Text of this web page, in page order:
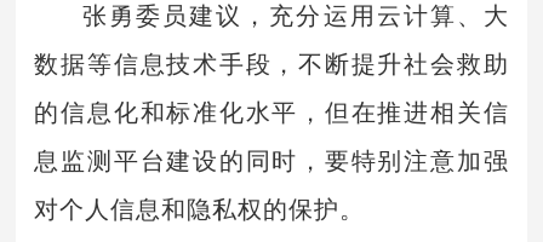
张勇委员建议，充分运用云计算、大
数据等信息技术手段，不断提升社会救助
的信息化和标准化水平，但在推进相关信
息监测平台建设的同时，要特别注意加强
对个人信息和隐私权的保护。